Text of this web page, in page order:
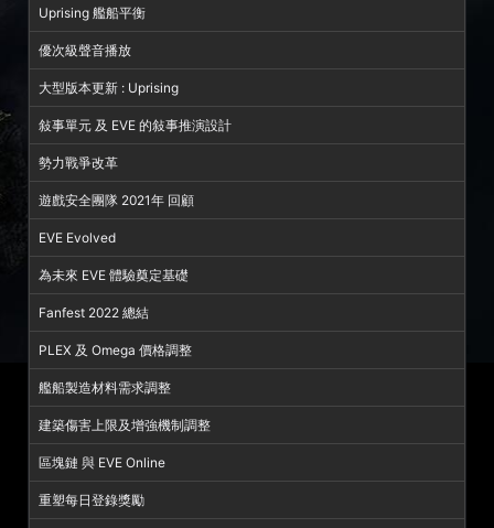
Uprising 艦船平衡
優次級聲音播放
大型版本更新 : Uprising
敍事單元 及 EVE 的敍事推演設計
勢力戰爭改革
遊戲安全團隊 2021年 回顧
EVE Evolved
為未來 EVE 體驗奠定基礎
Fanfest 2022 總結
PLEX 及 Omega 價格調整
艦船製造材料需求調整
建築傷害上限及增強機制調整
區塊鏈 與 EVE Online
重塑每日登錄獎勵